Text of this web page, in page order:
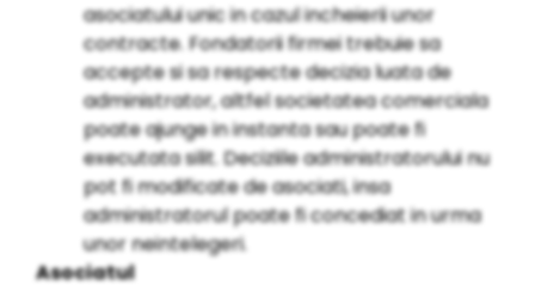
asociatului unic in cazul incheierii unor
contracte. Fondatorii firmei trebuie sa
accepte si sa respecte decizia luata de
administrator, altfel societatea comerciala
poate ajunge in instanta sau poate fi
executata silit. Deciziile administratorului nu
pot fi modificate de asociati, insa
administratorul poate fi concediat in urma
unor neintelegeri.
Asociatul